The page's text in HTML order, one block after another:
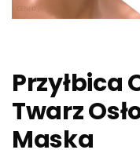
Przyłbica
Twarz
Maska